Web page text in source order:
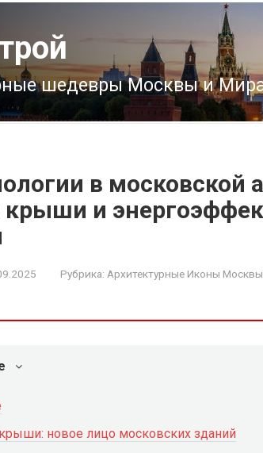
шедевры Москвы и
в московской
крыши и
Рубрика: Архитектурные Иконы Москвы
новое лицо московских зданий